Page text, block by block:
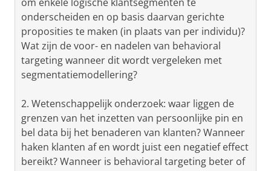
onderscheiden en op basis daarvan gerichte
proposities te maken (in plaats van per individu)?
Wat zijn de voor- en nadelen van behavioral
targeting wanneer dit wordt vergeleken met
segmentatiemodellering?
2. Wetenschappelijk onderzoek: waar liggen de
grenzen van het inzetten van persoonlijke pin en
bel data bij het benaderen van klanten? Wanneer
haken klanten af en wordt juist een negatief effect
bereikt? Wanneer is behavioral targeting beter of